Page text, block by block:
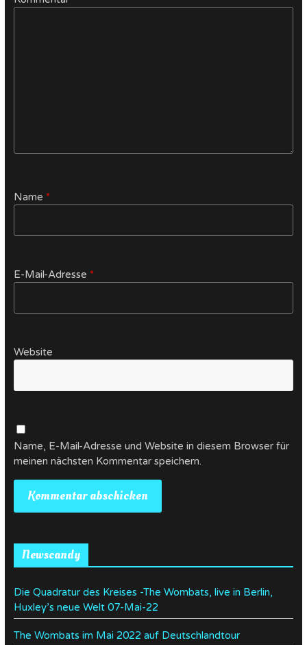
Name *
E-Mail-Adresse *
Website
Name, E-Mail-Adresse und Website in diesem Browser für
meinen nächsten Kommentar speichern.
Newscandy
Die Quadratur des Kreises -The Wombats, live in Berlin,
Huxley’s neue Welt 07-Mai-22
The Wombats im Mai 2022 auf Deutschlandtour